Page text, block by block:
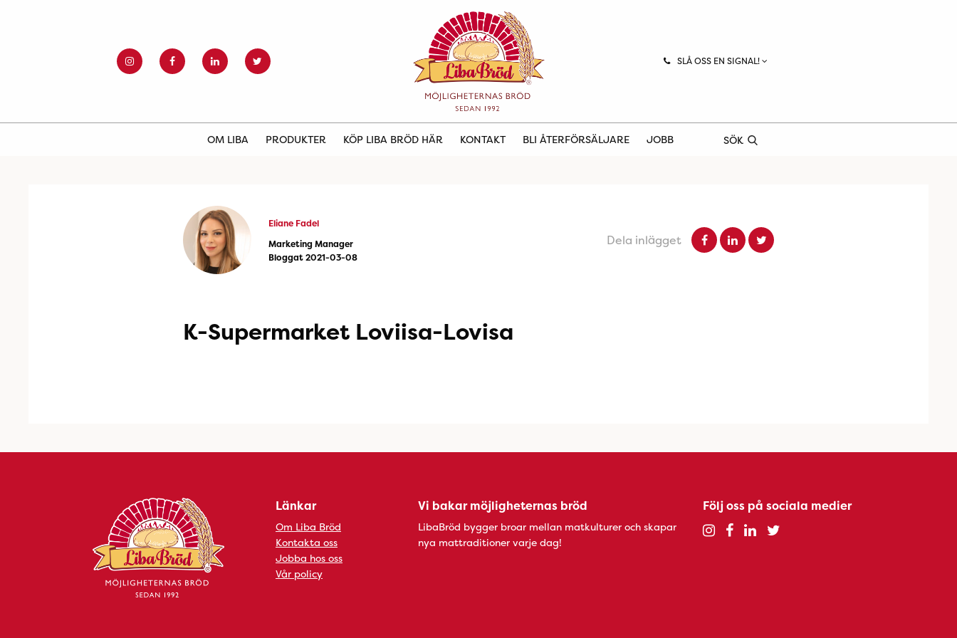
SLÅ OSS EN SIGNAL!
OM LIBA PRODUKTER KÖP LIBA BRÖD HÄR KONTAKT BLI ÅTERFÖRSÄLJARE JOBB SÖK
Eliane Fadel
Marketing Manager
Bloggat 2021-03-08
Dela inlägget
K-Supermarket Loviisa-Lovisa
Länkar
Om Liba Bröd
Kontakta oss
Jobba hos oss
Vår policy
Vi bakar möjligheternas bröd
LibaBröd bygger broar mellan matkulturer och skapar
nya mattraditioner varje dag!
Följ oss på sociala medier